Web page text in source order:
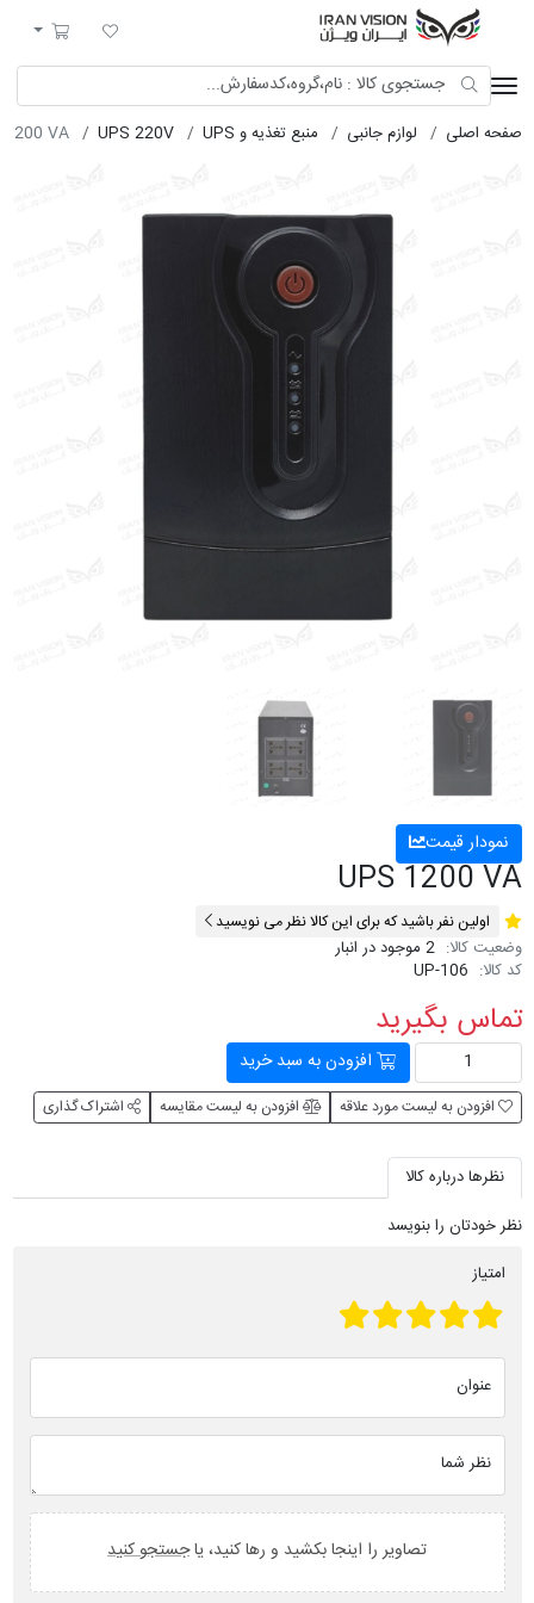
لیست مورد علاقه
سبد خرید
صفحه اصلی لوازم جانبی منبع تغذیه و UPS UPS 220V
1200 VA
نمودار قیمت
UPS 1200 VA
اولین نفر باشید که برای این کالا نظر می نویسید
وضعیت کالا: 2 موجود در انبار
کد کالا: UP-106
تماس بگیرید
افزودن به سبد خرید
افزودن به لیست مورد علاقه افزودن به لیست مقایسه اشتراک گذاری
نظرها درباره کالا
نظر خودتان را بنویسد
امتیاز
عنوان
نظر شما
تصاویر را اینجا بکشید و رها کنید، یاجستجو کنید